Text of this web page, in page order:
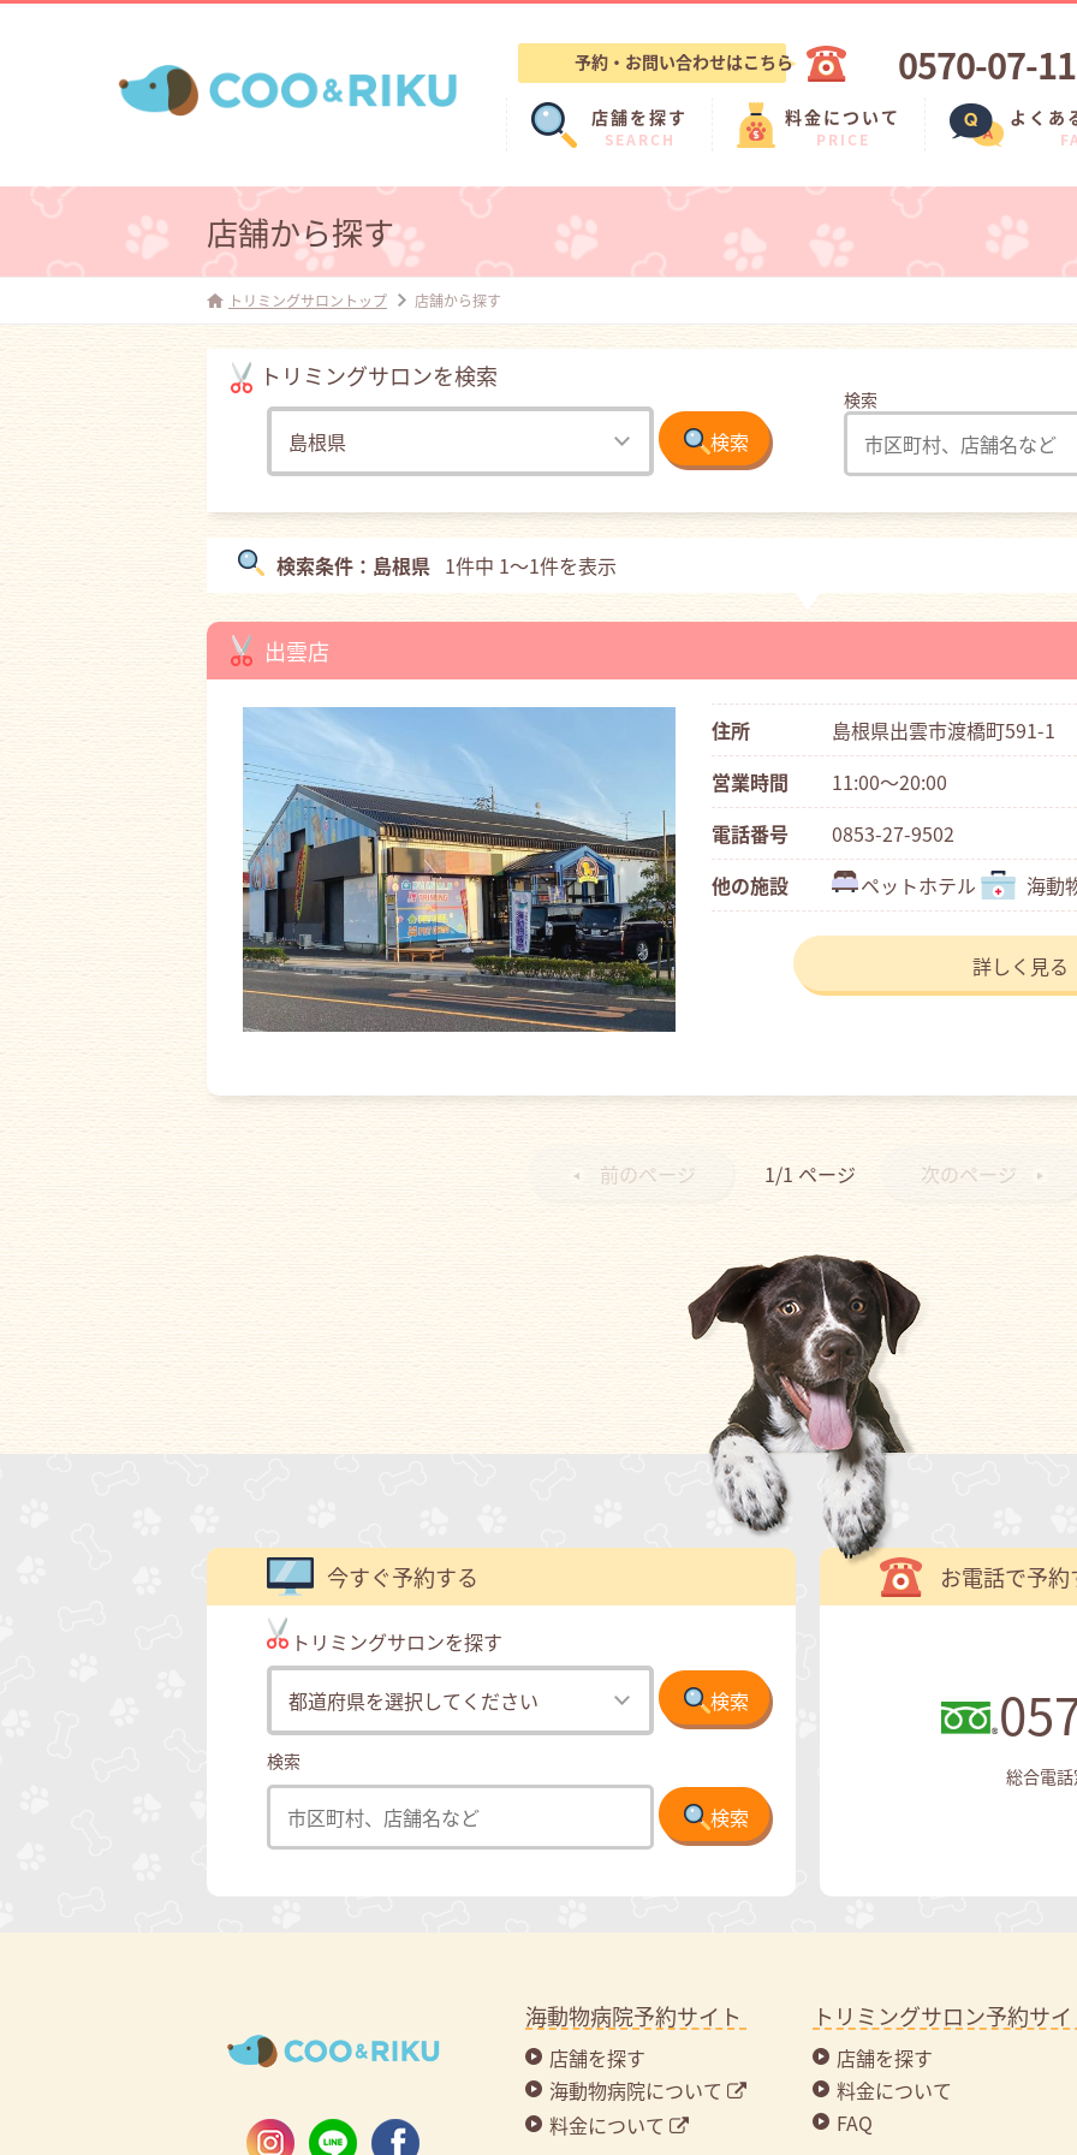
予約・お問い合わせはこちら 0570-07-
店舗を探す
SEARCH
料金について
PRICE
よくあ
店舗から探す
トリミングサロントップ 店舗から探す
トリミングサロンを検索
検索
検索
検索条件：島根県 1件中 1～1件を表示
出雲店
住所
島根県出雲市渡橋町591-1
営業時間
11:00～20:00
電話番号
0853-27-9502
他の施設
ペットホテル 海動
詳しく見る
前のページ 1/1 ページ 次のページ
今すぐ予約する
トリミングサロンを探す
検索
検索
検索
お電話で予約
総合電
海動物病院予約サイト
店舗を探す
海動物病院について
料金について
トリミングサロン予約サ
店舗を探す
料金について
FAQ